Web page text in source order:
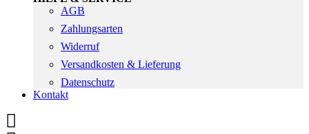
AGB
Zahlungsarten
Widerruf
Versandkosten & Lieferung
Datenschutz
Kontakt